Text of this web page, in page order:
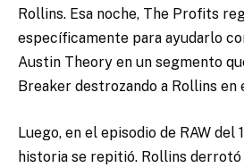
Rollins. Esa noche, The Profits
específicamente para ayudarlo
Austin Theory en un segmento
Breaker destrozando a Rollins en
Luego, en el episodio de RAW del
historia se repitió. Rollins